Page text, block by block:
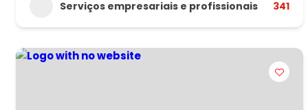
Serviços empresariais e profissionais 341